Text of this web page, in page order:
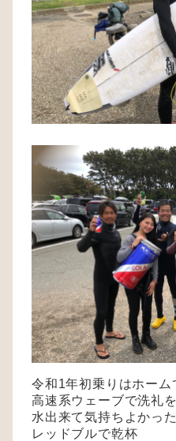
令和1年初乗りはホーム
高速系ウェーブで洗礼
水出来て気持ちよかっ
レッドブルで乾杯